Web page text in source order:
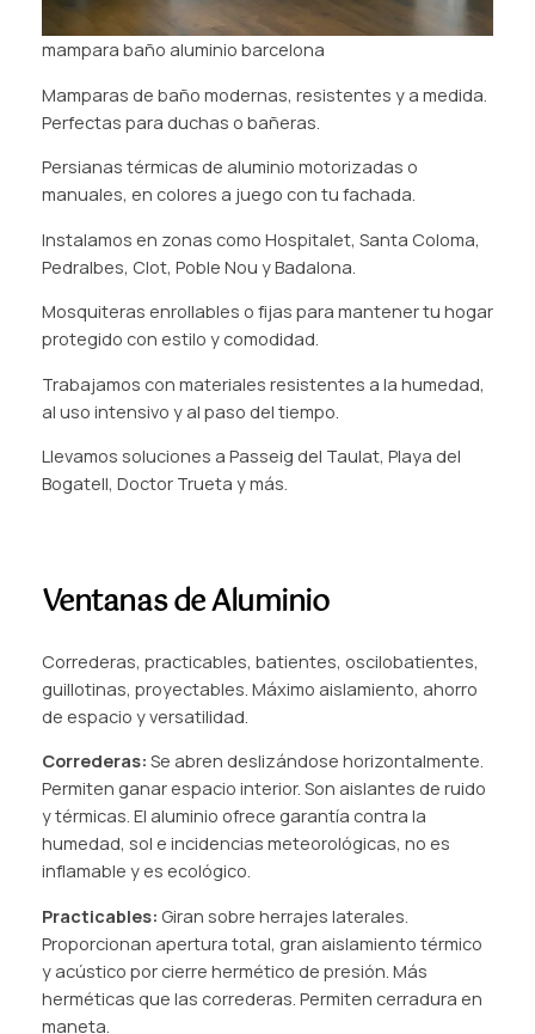
mampara baño aluminio barcelona
Mamparas de baño modernas, resistentes y a medida.
Perfectas para duchas o bañeras.
Persianas térmicas de aluminio motorizadas o
manuales, en colores a juego con tu fachada.
Instalamos en zonas como Hospitalet, Santa Coloma,
Pedralbes, Clot, Poble Nou y Badalona.
Mosquiteras enrollables o fijas para mantener tu hogar
protegido con estilo y comodidad.
Trabajamos con materiales resistentes a la humedad,
al uso intensivo y al paso del tiempo.
Llevamos soluciones a Passeig del Taulat, Playa del
Bogatell, Doctor Trueta y más.
Ventanas de Aluminio
Correderas, practicables, batientes, oscilobatientes,
guillotinas, proyectables. Máximo aislamiento, ahorro
de espacio y versatilidad.
Correderas: Se abren deslizándose horizontalmente.
Permiten ganar espacio interior. Son aislantes de ruido
y térmicas. El aluminio ofrece garantía contra la
humedad, sol e incidencias meteorológicas, no es
inflamable y es ecológico.
Practicables: Giran sobre herrajes laterales.
Proporcionan apertura total, gran aislamiento térmico
y acústico por cierre hermético de presión. Más
herméticas que las correderas. Permiten cerradura en
maneta.